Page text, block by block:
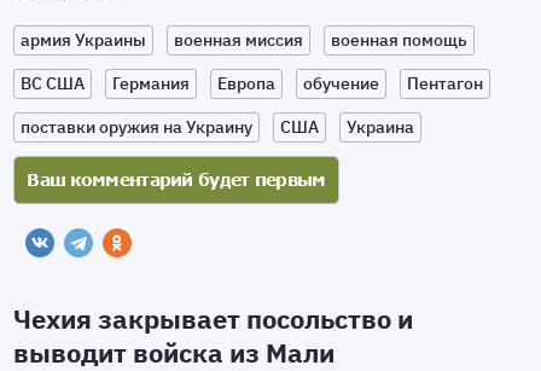
армия Украины военная миссия
военная помощь
ВС США
Германия Европа обучение
Пентагон
поставки оружия на Украину
США Украина
Чехия закрывает посольство и
выводит войска из Мали